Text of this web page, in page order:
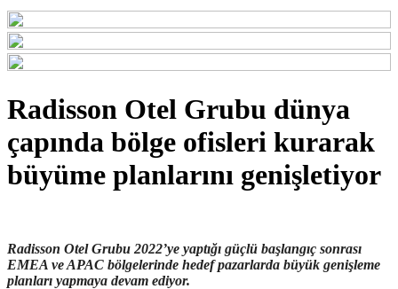
Radisson Otel Grubu dünya
çapında bölge ofisleri kurarak
büyüme planlarını genişletiyor
Radisson Otel Grubu 2022’ye yaptığı güçlü başlangıç sonrası
EMEA ve APAC bölgelerinde hedef pazarlarda büyük genişleme
planları yapmaya devam ediyor.